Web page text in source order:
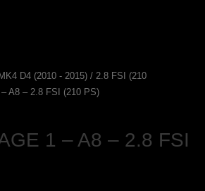
MK4 D4 (2010 - 2015) / 2.8 FSI (210
A8 – 2.8 FSI (210 PS)
1 – A8 – 2.8 FSI